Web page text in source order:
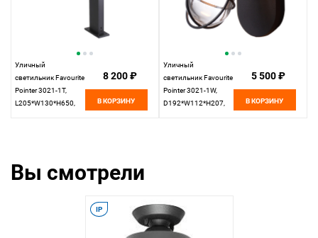
Уличный
светильник Favourite
Pointer 3021-1T,
L205*W130*H650,
IP44
8 200 ₽
В КОРЗИНУ
Уличный
светильник Favourite
Pointer 3021-1W,
D192*W112*H207,
5 500 ₽
В КОРЗИНУ
Вы смотрели
IP